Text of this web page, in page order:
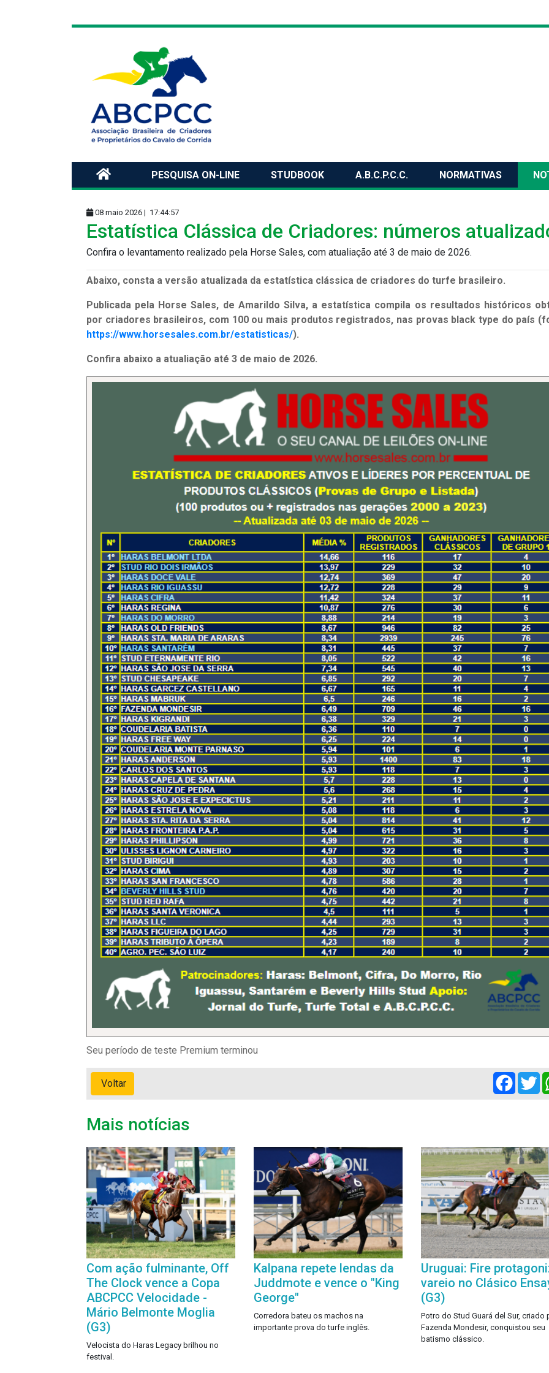
PESQUISA ON-LINE STUDBOOK A.B.C.P.C.C. NORMATIVAS
08 maio 2026 | 17:44:57
Estatística Clássica de Criadores: números
Confira o levantamento realizado pela Horse Sales, com atualiação até 3 de maio de 2026.
Abaixo, consta a versão atualizada da estatística clássica de criadores do turfe brasileiro.
Publicada pela Horse Sales, de Amarildo Silva, a estatística compila os resultados históricos
por criadores brasileiros, com 100 ou mais produtos registrados, nas provas black type do país
https://www.horsesales.com.br/estatisticas/).
Confira abaixo a atualiação até 3 de maio de 2026.
Seu período de teste Premium terminou
Voltar
Mais notícias
Com ação fulminante, Off
The Clock vence a Copa
ABCPCC Velocidade -
Mário Belmonte Moglia
(G3)
Velocista do Haras Legacy brilhou no
festival.
Kalpana repete lendas da
Juddmote e vence o "King
George"
Corredora bateu os machos na
importante prova do turfe inglês.
Uruguai: Fire
vareio no Clásico
(G3)
Potro do Stud Guará del Sur, criado
Fazenda Mondesir, conquistou seu
batismo clássico.